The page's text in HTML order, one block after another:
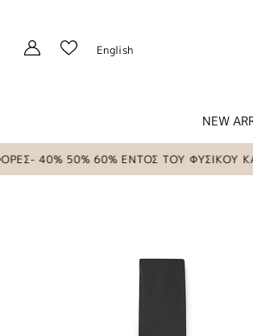
English
NEW
50% 60% ΕΝΤΟΣ ΤΟΥ ΦΥΣΙΚΟΥ